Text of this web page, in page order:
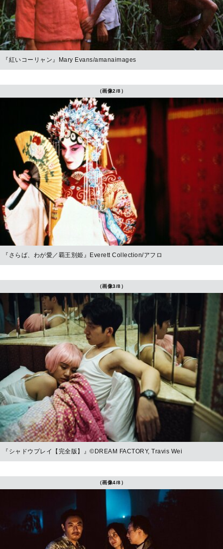
『紅いコーリャン』Mary Evans/amanaimages
（画像2/8）
『さらば、わが愛／覇王別姫』Everett Collection/アフロ
（画像3/8）
『シャドウプレイ【完全版】』©DREAM FACTORY, Travis Wei
（画像4/8）